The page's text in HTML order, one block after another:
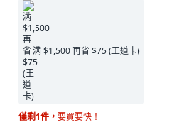
满 $1,500 再省 $75 (王道卡)
僅剩1件， 要買要快！